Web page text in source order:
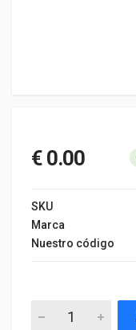
€ 0.00
SKU
Marca
Nuestro código